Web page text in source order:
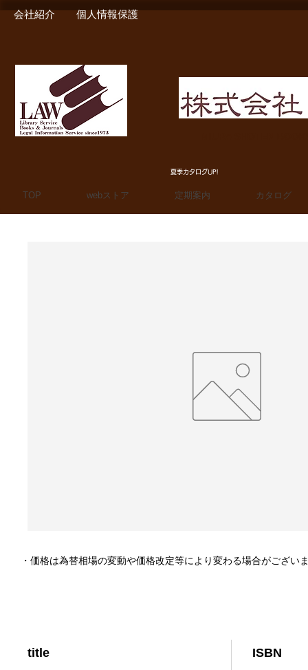
会社紹介 個人情報保護
夏季カタログUP!
TOP webストア 定期案内 カタログ
title ISBN
・価格は為替相場の変動や価格改定等により変わる場合がござい